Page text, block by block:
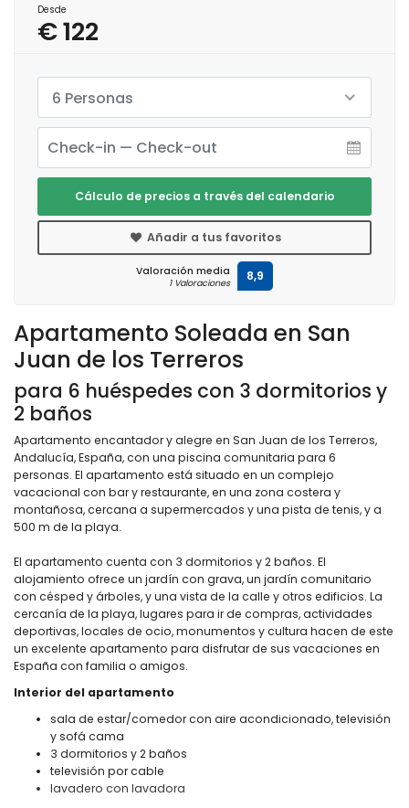
Apartamento Soleada en San
Juan de los Terreros
para 6 huéspedes con 3 dormitorios y
2 baños
Apartamento encantador y alegre en San Juan de los Terreros,
Andalucía, España, con una piscina comunitaria para 6
personas. El apartamento está situado en un complejo
vacacional con bar y restaurante, en una zona costera y
montañosa, cercana a supermercados y una pista de tenis, y a
500 m de la playa.
El apartamento cuenta con 3 dormitorios y 2 baños. El
alojamiento ofrece un jardín con grava, un jardín comunitario
con césped y árboles, y una vista de la calle y otros edificios. La
cercanía de la playa, lugares para ir de compras, actividades
deportivas, locales de ocio, monumentos y cultura hacen de este
un excelente apartamento para disfrutar de sus vacaciones en
España con familia o amigos.
Interior del apartamento
sala de estar/comedor con aire acondicionado, televisión
y sofá cama
3 dormitorios y 2 baños
televisión por cable
lavadero con lavadora
Desde
€ 122
6 Personas
Cálculo de precios a través del calendario
Añadir a tus favoritos
Valoración media
1 Valoraciones 8,9